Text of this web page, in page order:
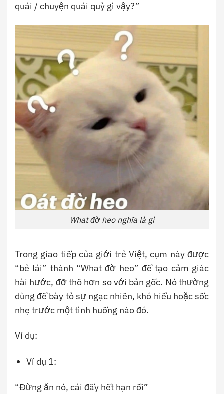
quái / chuyện quái quỷ gì vậy?”
What đờ heo nghĩa là gì
Trong giao tiếp của giới trẻ Việt, cụm này được
“bẻ lái” thành “What đờ heo” để tạo cảm giác
hài hước, đỡ thô hơn so với bản gốc. Nó thường
dùng để bày tỏ sự ngạc nhiên, khó hiểu hoặc sốc
nhẹ trước một tình huống nào đó.
Ví dụ:
Ví dụ 1:
“Đừng ăn nó, cái đấy hết hạn rồi”